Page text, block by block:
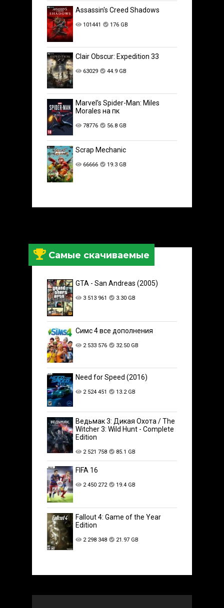
Assassin's Creed Shadows
101441 176 GB
Clair Obscur: Expedition 33
63029 44.9 GB
Marvel’s Spider-Man: Miles
Morales на пк
78776 56.8 GB
Scrap Mechanic
66666 19.3 GB
Самые скачиваемые
GTA - San Andreas (2005)
3 513 961 3.30 GB
Симс 4 все дополнения
2 533 576 32.50 GB
Need for Speed (2016)
2 524 451 13.2 GB
Ведьмак 3: Дикая Охота / The
Witcher 3: Wild Hunt - Complete
Edition
2 521 758 85.1 GB
FIFA 16
2 450 272 19.4 GB
Fallout 4: Game of the Year
Edition
2 298 348 21.97 GB